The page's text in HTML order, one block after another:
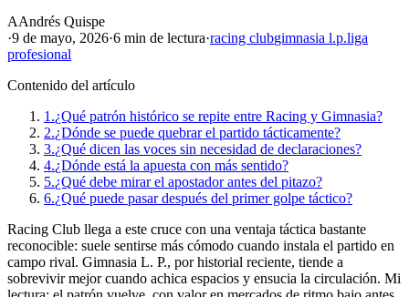
AAndrés Quispe
·9 de mayo, 2026·6 min de lectura·racing clubgimnasia l.p.liga
profesional
Contenido del artículo
1.¿Qué patrón histórico se repite entre Racing y Gimnasia?
2.¿Dónde se puede quebrar el partido tácticamente?
3.¿Qué dicen las voces sin necesidad de declaraciones?
4.¿Dónde está la apuesta con más sentido?
5.¿Qué debe mirar el apostador antes del pitazo?
6.¿Qué puede pasar después del primer golpe táctico?
Racing Club llega a este cruce con una ventaja táctica bastante
reconocible: suele sentirse más cómodo cuando instala el partido en
campo rival. Gimnasia L. P., por historial reciente, tiende a
sobrevivir mejor cuando achica espacios y ensucia la circulación. Mi